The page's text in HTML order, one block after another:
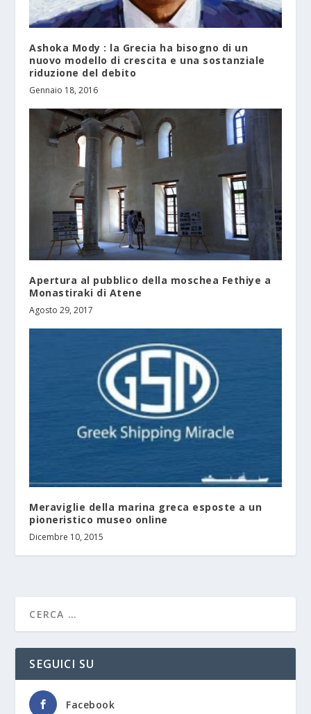
Ashoka Mody : la Grecia ha bisogno di un
nuovo modello di crescita e una sostanziale
riduzione del debito
Gennaio 18, 2016
Apertura al pubblico della moschea Fethiye a
Monastiraki di Atene
Agosto 29, 2017
Meraviglie della marina greca esposte a un
pioneristico museo online
Dicembre 10, 2015
SEGUICI SU
Facebook